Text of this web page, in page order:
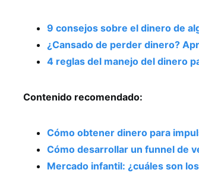
9 consejos sobre el dinero de
¿Cansado de perder dinero?
4 reglas del manejo del dinero
Contenido recomendado:
Cómo obtener dinero para
Cómo desarrollar un funnel de
Mercado infantil: ¿cuáles son